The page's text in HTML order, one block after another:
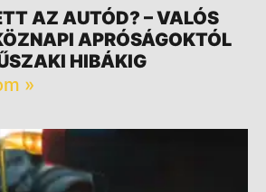
AZ AUTÓD? – VALÓS
APRÓSÁGOKTÓL
HIBÁKIG
»